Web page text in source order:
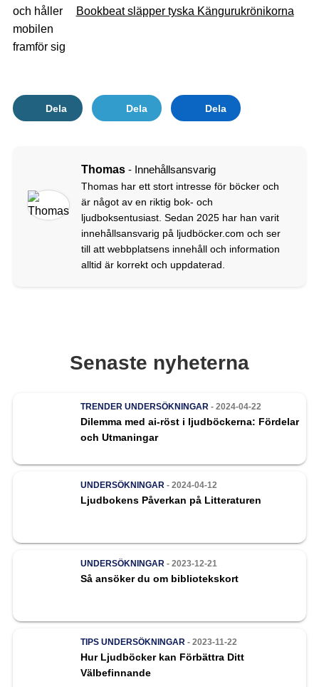
Bookbeat släpper tyska Kängurukrönikorna
Dela Dela Dela
Thomas - Innehållsansvarig
Thomas har ett stort intresse för böcker och
är något av en riktig bok- och
ljudboksentusiast. Sedan 2025 har han varit
innehållsansvarig på ljudböcker.com och ser
till att webbplatsens innehåll och information
alltid är korrekt och uppdaterad.
Senaste nyheterna
TRENDER UNDERSÖKNINGAR - 2024-04-22
Dilemma med ai-röst i ljudböckerna: Fördelar
och Utmaningar
UNDERSÖKNINGAR - 2024-04-12
Ljudbokens Påverkan på Litteraturen
UNDERSÖKNINGAR - 2023-12-21
Så ansöker du om bibliotekskort
TIPS UNDERSÖKNINGAR - 2023-11-22
Hur Ljudböcker kan Förbättra Ditt
Välbefinnande